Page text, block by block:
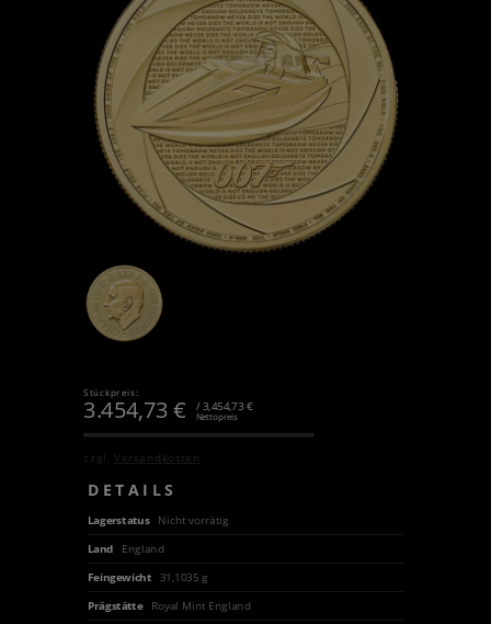
Stückpreis:
3.454,73€ / 3,454,73 €
Nettopreis
zzgl.Versandkosten
DETAILS
Lagerstatus
Nicht vorrätig
Land
England
Feingewicht
31,1035 g
Prägstätte
Royal Mint England